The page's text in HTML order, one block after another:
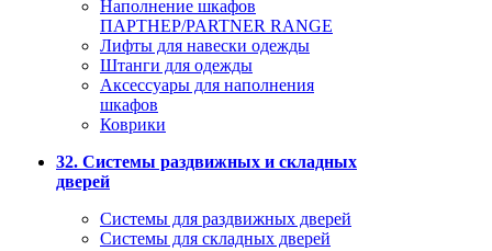
Наполнение шкафов
ПАРТНЕР/PARTNER RANGE
Лифты для навески одежды
Штанги для одежды
Аксессуары для наполнения
шкафов
Коврики
32. Системы раздвижных и складных
дверей
Системы для раздвижных дверей
Системы для складных дверей